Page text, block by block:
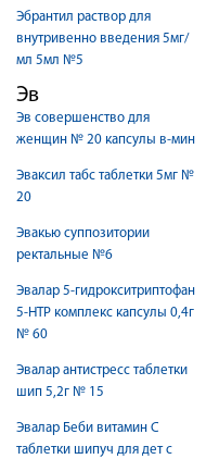
Эбрантил раствор для
внутривенно введения 5мг/
мл 5мл №5
Эв
Эв совершенство для
женщин № 20 капсулы в-мин
Эваксил табс таблетки 5мг №
20
Эвакью суппозитории
ректальные №6
Эвалар 5-гидрокситриптофан
5-HTP комплекс капсулы 0,4г
№ 60
Эвалар антистресс таблетки
шип 5,2г № 15
Эвалар Беби витамин С
таблетки шипуч для дет с